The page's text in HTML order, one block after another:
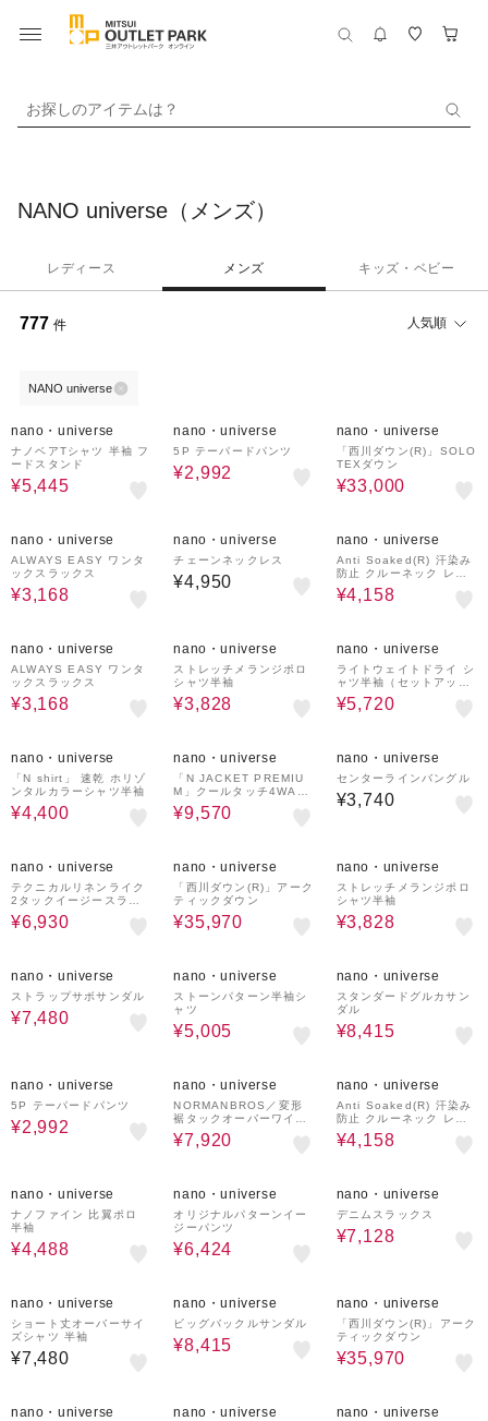
お探しのアイテムは？
NANO universe（メンズ）
レディース メンズ キッズ・ベビー
777 件 人気順
NANO universe
nano・universe
ナノベアTシャツ 半袖 フ
ードスタンド
¥5,445
nano・universe
5P テーパードパンツ
¥2,992
nano・universe
「西川ダウン(R)」SOLO
TEXダウン
¥33,000
nano・universe
ALWAYS EASY ワンタ
ックスラックス
¥3,168
nano・universe
チェーンネックレス
¥4,950
nano・universe
Anti Soaked(R) 汗染み
防止 クルーネック レギ
ュラーシルエットTシャ
ツ
¥4,158
nano・universe
ALWAYS EASY ワンタ
ックスラックス
¥3,168
nano・universe
ストレッチメランジポロ
シャツ半袖
¥3,828
nano・universe
ライトウェイトドライ シ
ャツ半袖（セットアップ
可）
¥5,720
nano・universe
「N shirt」 速乾 ホリゾ
ンタルカラーシャツ半袖
¥4,400
nano・universe
「N JACKET PREMIU
M」クールタッチ4WAY
ストレッチジャケット撥
水(セットアップ可)
¥9,570
nano・universe
センターラインバングル
¥3,740
nano・universe
テクニカルリネンライク
2タックイージースラッ
クス／吸水速乾・接触冷
感・UVカット（セットア
¥6,930
nano・universe
「西川ダウン(R)」アーク
ティックダウン
¥35,970
nano・universe
ストレッチメランジポロ
シャツ半袖
¥3,828
nano・universe
ストラップサボサンダル
¥7,480
nano・universe
ストーンパターン半袖シ
ャツ
¥5,005
nano・universe
スタンダードグルカサン
ダル
¥8,415
nano・universe
5P テーパードパンツ
¥2,992
nano・universe
NORMANBROS／変形
裾タックオーバーワイド
パンツ
¥7,920
nano・universe
Anti Soaked(R) 汗染み
防止 クルーネック レギ
ュラーシルエットTシャ
ツ
¥4,158
nano・universe
ナノファイン 比翼ポロ
半袖
¥4,488
nano・universe
オリジナルパターンイー
ジーパンツ
¥6,424
nano・universe
デニムスラックス
¥7,128
nano・universe
ショート丈オーバーサイ
ズシャツ 半袖
¥7,480
nano・universe
ビッグバックルサンダル
¥8,415
nano・universe
「西川ダウン(R)」アーク
ティックダウン
¥35,970
nano・universe nano・universe nano・universe